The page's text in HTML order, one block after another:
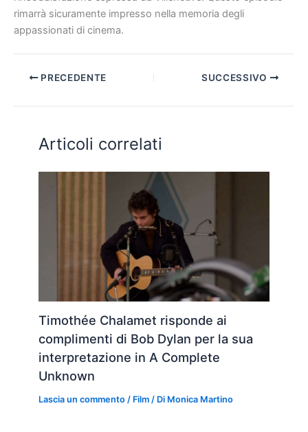
rimarrà sicuramente impresso nella memoria degli
appassionati di cinema.
PRECEDENTE SUCCESSIVO
Articoli correlati
Timothée Chalamet risponde ai
complimenti di Bob Dylan per la sua
interpretazione in A Complete
Unknown
Lascia un commento / Film / Di Monica Martino